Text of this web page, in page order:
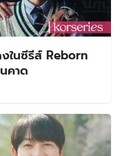
ในซีรีส์ Reborn
คาด